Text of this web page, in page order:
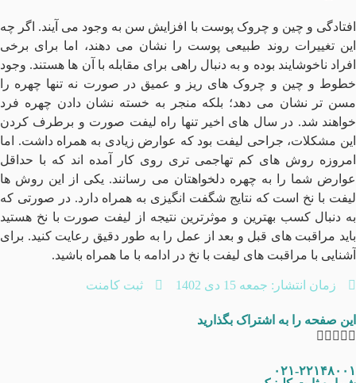
افتادگی و چین و چروک پوست با افزایش سن به وجود می آیند. اگر چه
این تغییرات روند طبیعی پوست را نشان می دهند، اما برای برخی
افراد ناخوشایند بوده و به دنبال راهی برای مقابله با آن ها هستند. وجود
خطوط و چین و چروک های ریز و عمیق در صورت نه تنها چهره را
مسن تر نشان می‌ دهد؛ بلکه منجر به خسته نشان دادن چهره فرد
خواهند شد. در سال های اخیر تنها راه لیفت صورت و برطرف کردن
این مشکلات، جراحی لیفت بود که عوارض زیادی به همراه داشت. اما
امروزه روش های کم تهاجمی تری روی کار آمده اند که با حداقل
عوارض شما را به چهره دلخواهتان می رسانند. یکی از این روش ها
لیفت با نخ است که نتایج شگفت انگیزی به همراه دارد. در صورتی که
به دنبال کسب بهترین و موثرترین نتیجه از لیفت صورت با نخ هستید
باید مراقبت های قبل و بعد از عمل را به طور دقیق رعایت کنید. برای
آشنایی با مراقبت های لیفت با نخ در ادامه با ما همراه باشید.
زمان انتشار: جمعه 15 دی 1402 ثبت کامنت
این صفحه را به اشتراک بگذارید
۰۲۱-۲۲۱۴۸۰۰۱